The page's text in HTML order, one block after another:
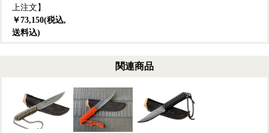
上注文】
￥73,150(税込,
送料込)
関連商品